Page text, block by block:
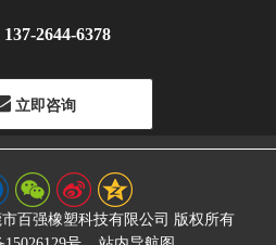
137-2644-6378
立即咨询
百强橡塑科技有限公司 版权所有